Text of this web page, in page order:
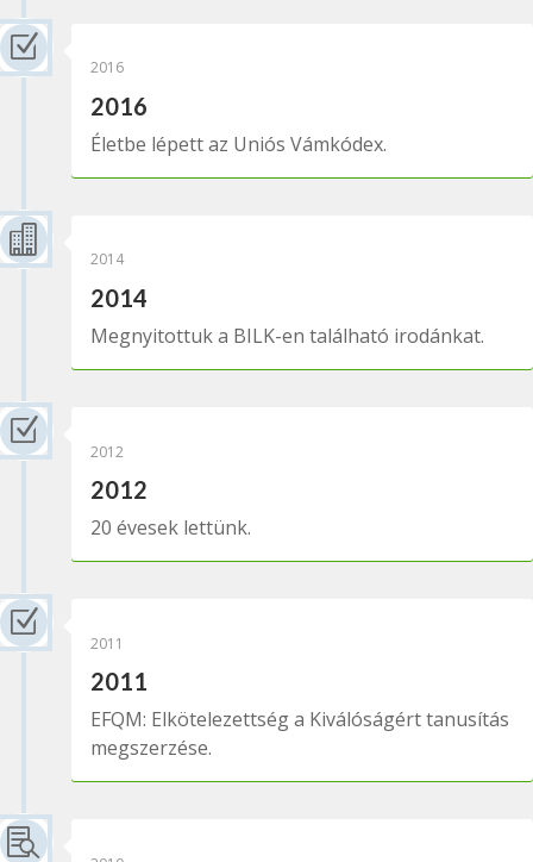
Z
2016
2016
Életbe lépett az Uniós Vámkódex.

2014
2014
Megnyitottuk a BILK-en található irodánkat.
Z
2012
2012
20 évesek lettünk.
Z
2011
2011
EFQM: Elkötelezettség a Kiválóságért tanusítás
megszerzése.
